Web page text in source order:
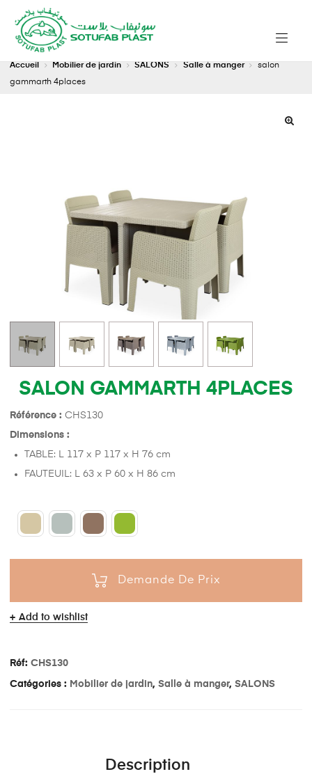
Accueil Mobilier de jardin SALONS Salle à manger
salon
gammarth 4places
SALON GAMMARTH 4PLACES
Référence : CHS130
Dimensions :
TABLE: L 117 x P 117 x H 76 cm
FAUTEUIL: L 63 x P 60 x H 86 cm
Demande De Prix
Add to wishlist
Réf: CHS130
Catégories : Mobilier de jardin, Salle à manger, SALONS
Description